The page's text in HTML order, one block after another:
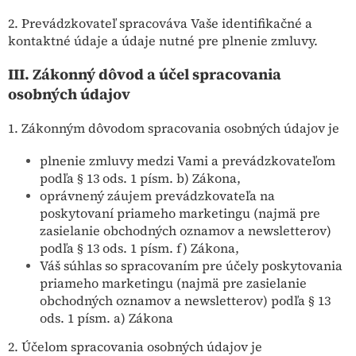
2. Prevádzkovateľ spracováva Vaše identifikačné a
kontaktné údaje a údaje nutné pre plnenie zmluvy.
III. Zákonný dôvod a účel spracovania
osobných údajov
1. Zákonným dôvodom spracovania osobných údajov je
plnenie zmluvy medzi Vami a prevádzkovateľom
podľa § 13 ods. 1 písm. b) Zákona,
oprávnený záujem prevádzkovateľa na
poskytovaní priameho marketingu (najmä pre
zasielanie obchodných oznamov a newsletterov)
podľa § 13 ods. 1 písm. f) Zákona,
Váš súhlas so spracovaním pre účely poskytovania
priameho marketingu (najmä pre zasielanie
obchodných oznamov a newsletterov) podľa § 13
ods. 1 písm. a) Zákona
2. Účelom spracovania osobných údajov je